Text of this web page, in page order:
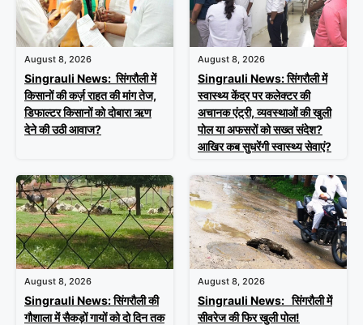
August 8, 2026
Singrauli News: सिंगरौली में
किसानों की कर्ज़ राहत की मांग तेज,
डिफाल्टर किसानों को दोबारा ऋण
देने की उठी आवाज?
August 8, 2026
Singrauli News: सिंगरौली में
स्वास्थ्य केंद्र पर कलेक्टर की
अचानक एंट्री, व्यवस्थाओं की खुली
पोल या अफसरों को सख्त संदेश?
आखिर कब सुधरेंगी स्वास्थ्य सेवाएं?
August 8, 2026
Singrauli News: सिंगरौली की
गौशाला में सैकड़ों गायों को दो दिन तक
August 8, 2026
Singrauli News: सिंगरौली में
सीवरेज की फिर खुली पोल!